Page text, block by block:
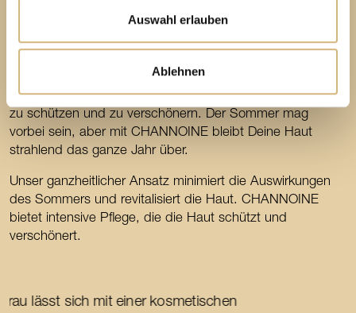
Auswahl erlauben
Ablehnen
zusätzlich durch trockene Heizungsluft und kühlere
Temperaturen. Hormonelle Veränderungen und
Umweltfaktoren verstärken Hautprobleme. Ganzheitliche
erzielen. Schütze die Haut im Herbst vor UV-Schäden
und Trockenheit. CHANNOINE bietet Pflege, um die Haut
zu schützen und zu verschönern. Der Sommer mag
vorbei sein, aber mit CHANNOINE bleibt Deine Haut
strahlend das ganze Jahr über.
Unser ganzheitlicher Ansatz minimiert die Auswirkungen
des Sommers und revitalisiert die Haut. CHANNOINE
bietet intensive Pflege, die die Haut schützt und
verschönert.